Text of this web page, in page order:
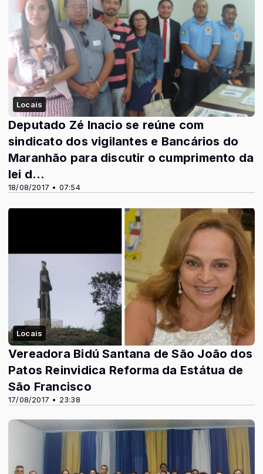
Locais
18/08/2017 • 07:54
Deputado Zé Inacio se reúne com
sindicato dos vigilantes e Bancários do
Maranhão para discutir o cumprimento da
lei d...
Locais
17/08/2017 • 23:38
Vereadora Bidú Santana de São João dos
Patos Reinvidica Reforma da Estátua de
São Francisco